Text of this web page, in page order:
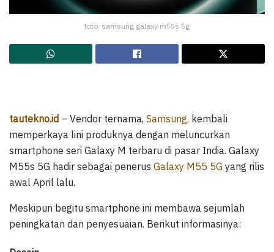
foto: samsung galaxy m55s 5g
tautekno.id – Vendor ternama, Samsung, kembali
memperkaya lini produknya dengan meluncurkan
smartphone seri Galaxy M terbaru di pasar India. Galaxy
M55s 5G hadir sebagai penerus Galaxy M55 5G yang rilis
awal April lalu.
Meskipun begitu smartphone ini membawa sejumlah
peningkatan dan penyesuaian. Berikut informasinya: